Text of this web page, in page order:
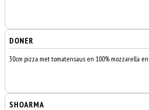
DONER
30cm pizza met tomatensaus en 100% mozzarella
SHOARMA